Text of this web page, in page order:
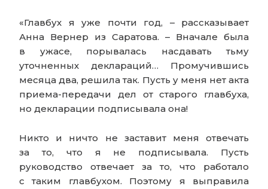
«Главбух я уже почти год, – рассказывает
Анна Вернер из Саратова. – Вначале была
в ужасе, порывалась насдавать тьму
уточненных деклараций… Промучившись
месяца два, решила так. Пусть у меня нет акта
приема-передачи дел от старого главбуха,
но декларации подписывала она!
Никто и ничто не заставит меня отвечать
за то, что я не подписывала. Пусть
руководство отвечает за то, что работало
с таким главбухом. Поэтому я выправила